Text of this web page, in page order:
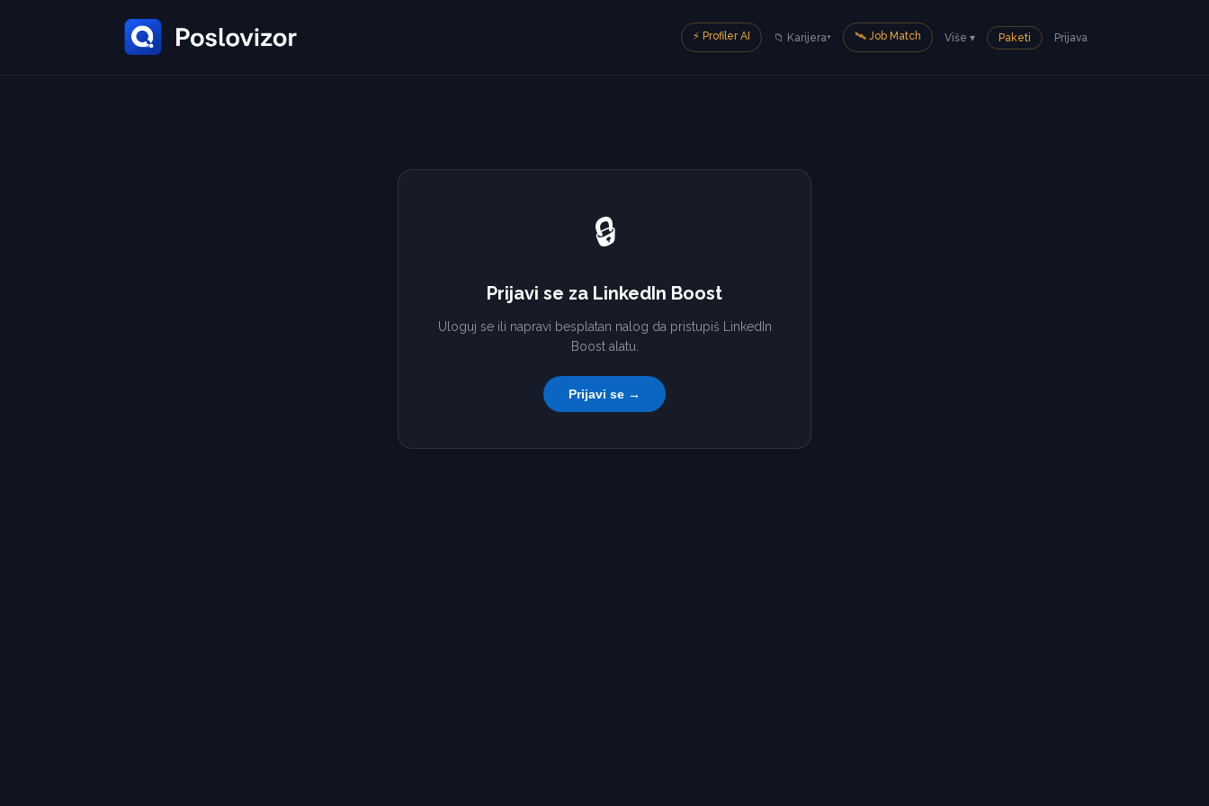
⚡ Profiler AI 📁 Karijera+ 🛰️ Job Match Više ▾ Paketi Prijava
🔒
Prijavi se za LinkedIn Boost
Uloguj se ili napravi besplatan nalog da pristupiš LinkedIn
Boost alatu.
Prijavi se →